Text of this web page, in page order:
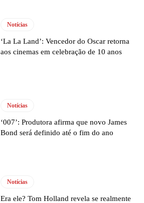
Notícias
‘La La Land’: Vencedor do Oscar retorna
aos cinemas em celebração de 10 anos
Notícias
‘007’: Produtora afirma que novo James
Bond será definido até o fim do ano
Notícias
Era ele? Tom Holland revela se realmente